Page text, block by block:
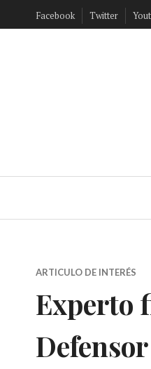
Facebook Twitter
ARTICULO DE INTERÉS
Experto